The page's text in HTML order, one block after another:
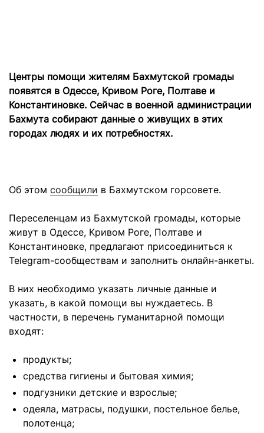
Центры помощи жителям Бахмутской громады
появятся в Одессе, Кривом Роге, Полтаве и
Константиновке. Сейчас в военной администрации
Бахмута собирают данные о живущих в этих
городах людях и их потребностях.
Об этом сообщили в Бахмутском горсовете.
Переселенцам из Бахмутской громады, которые
живут в Одессе, Кривом Роге, Полтаве и
Константиновке, предлагают присоединиться к
Telegram-сообществам и заполнить онлайн-анкеты.
В них необходимо указать личные данные и
указать, в какой помощи вы нуждаетесь. В
частности, в перечень гуманитарной помощи
входят:
продукты;
средства гигиены и бытовая химия;
подгузники детские и взрослые;
одеяла, матрасы, подушки, постельное белье,
полотенца;